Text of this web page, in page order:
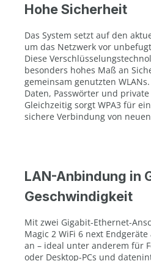
Hohe Sicherheit
Das System setzt auf den
um das Netzwerk vor
Diese
besonders hohes Maß an
gemeinsam genutzten
Daten, Passwörter und
Gleichzeitig sorgt WPA3 für
sichere Verbindung von
LAN-Anbindung in
Geschwindigkeit
Mit zwei Gigabit-Ethernet-
Magic 2 WiFi 6 next
an – ideal unter anderem für
oder Desktop-PCs und